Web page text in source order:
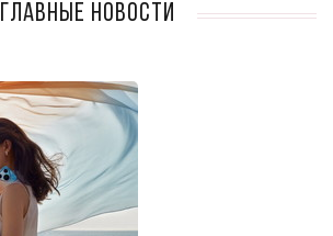
Главные новости